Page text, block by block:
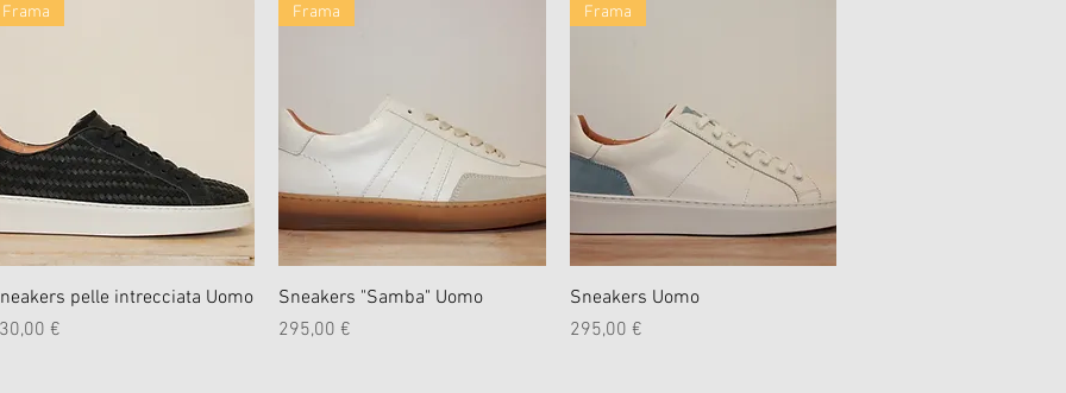
Schnellansicht
Frama
pelle intrecciata Uomo
€
Schnellansicht
Frama
Sneakers "Samba" Uomo
Preis
295,00 €
Schnellansicht
Frama
Sneakers Uomo
Preis
295,00 €